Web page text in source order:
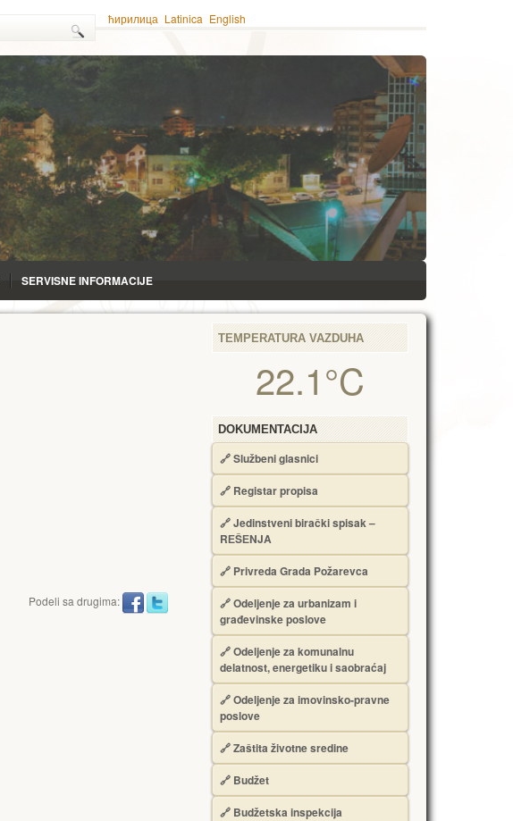
ћирилица Latinica English
SERVISNE INFORMACIJE
Podeli sa drugima:
TEMPERATURA VAZDUHA
22.1°C
DOKUMENTACIJA
🔗Službeni glasnici
🔗 Registar propisa
🔗Jedinstveni birački spisak –
RЕŠЕNJA
🔗 Privreda Grada Požarevca
🔗Odeljenje za urbanizam i
građevinske poslove
🔗Odeljenje za komunalnu
delatnost, energetiku i saobraćaj
🔗Odeljenje za imovinsko-pravne
poslove
🔗Zaštita životne sredine
🔗 Budžet
🔗 Budžetska inspekcija